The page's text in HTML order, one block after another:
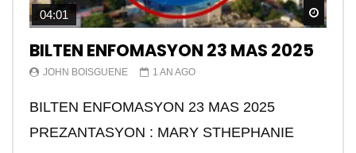
04:01
BILTEN ENFOMASYON 23 MAS 2025
JOHN BOISGUENE 1 AN AGO
BILTEN ENFOMASYON 23 MAS 2025
PREZANTASYON : MARY STHEPHANIE